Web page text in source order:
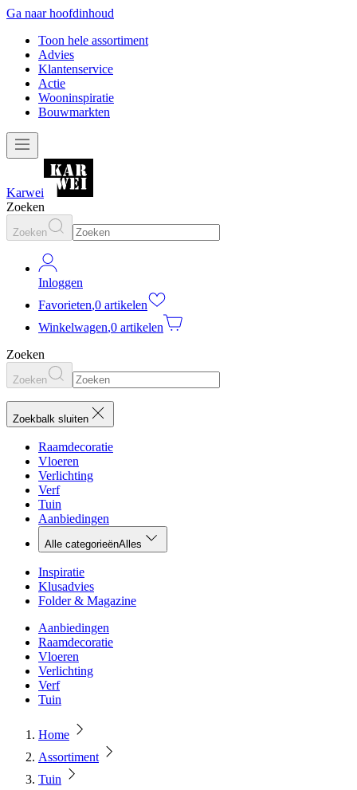
Ga naar hoofdinhoud
Toon hele assortiment
Advies
Klantenservice
Actie
Wooninspiratie
Bouwmarkten
Karwei
Zoeken
Zoeken
Inloggen
Favorieten,0 artikelen
Winkelwagen,0 artikelen
Zoeken
Zoeken
Zoekbalk sluiten
Raamdecoratie
Vloeren
Verlichting
Verf
Tuin
Aanbiedingen
Alle categorieënAlles
Inspiratie
Klusadvies
Folder & Magazine
Aanbiedingen
Raamdecoratie
Vloeren
Verlichting
Verf
Tuin
Home
Assortiment
Tuin